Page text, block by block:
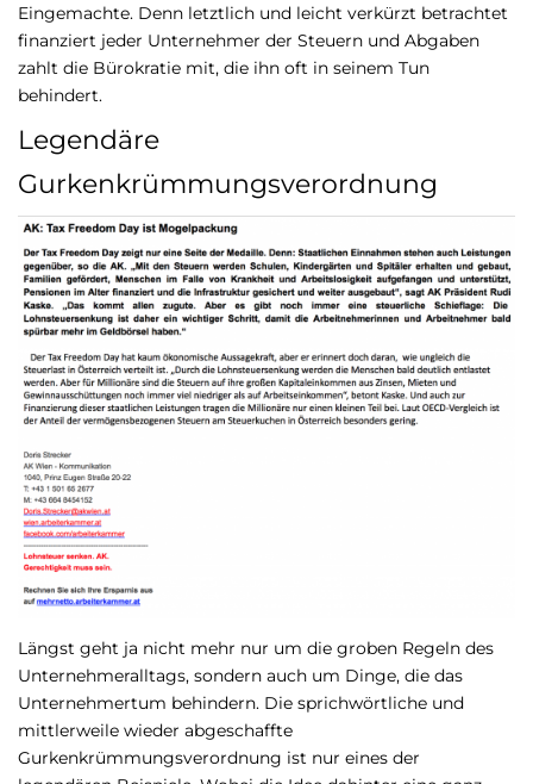
Eingemachte. Denn letztlich und leicht verkürzt betrachtet
finanziert jeder Unternehmer der Steuern und Abgaben
zahlt die Bürokratie mit, die ihn oft in seinem Tun
behindert.
Legendäre
Gurkenkrümmungsverordnung
Längst geht ja nicht mehr nur um die groben Regeln des
Unternehmeralltags, sondern auch um Dinge, die das
Unternehmertum behindern. Die sprichwörtliche und
mittlerweile wieder abgeschaffte
Gurkenkrümmungsverordnung ist nur eines der